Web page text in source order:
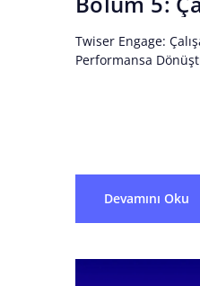
Twiser Engage:
Performansa
Devamını Oku